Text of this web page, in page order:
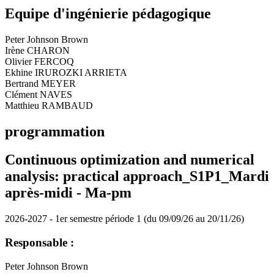
Equipe d'ingénierie pédagogique
Peter Johnson Brown
Irène CHARON
Olivier FERCOQ
Ekhine IRUROZKI ARRIETA
Bertrand MEYER
Clément NAVES
Matthieu RAMBAUD
programmation
Continuous optimization and numerical
analysis: practical approach_S1P1_Mardi
après-midi - Ma-pm
2026-2027 - 1er semestre période 1 (du 09/09/26 au 20/11/26)
Responsable :
Peter Johnson Brown